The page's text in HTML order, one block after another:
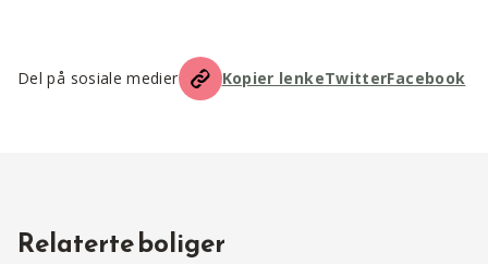
Del på sosiale medier Kopier lenkeTwitterFacebook
Relaterte boliger